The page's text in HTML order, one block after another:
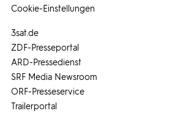
3sat.de
ZDF-Presseportal
ARD-Pressedienst
SRF Media Newsroom
ORF-Presseservice
Trailerportal
Cookie-Einstellungen